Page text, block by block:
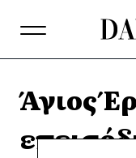
Άγιος